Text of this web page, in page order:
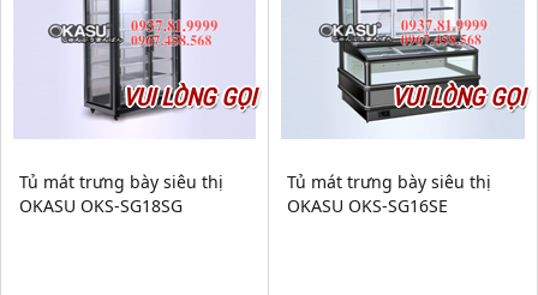
VUI LÒNG GỌI
Tủ mát trưng bày siêu thị
OKASU OKS-SG18SG
VUI LÒNG GỌI
Tủ mát trưng bày siêu thị
OKASU OKS-SG16SE